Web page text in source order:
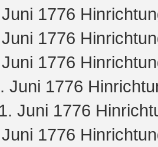
1776
1776
1776
Juni 1776
Juni 1776
1776